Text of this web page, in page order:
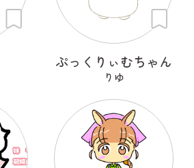
ぷっくりぃむちゃん
りゆ